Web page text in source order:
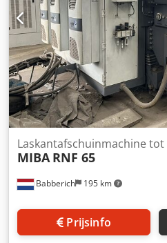
informatie wordt te goeder
juistheid ervan kan niet worden
informatie vormt dan ook geen
contractuele bepaling. Wij
details te controleren.
Babberich 195 km
Laskantafschuinmachine tot
MIBA RNF 65
Prijsinfo